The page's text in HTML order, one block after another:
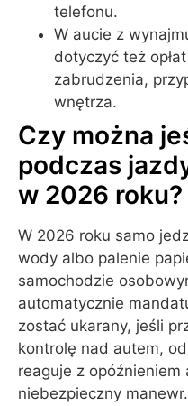
telefonu.
W aucie z
dotyczyć też
zabrudzenia,
wnętrza.
Czy można
podczas
w 2026 roku?
W 2026 roku samo
wody albo palenie
samochodzie
automatycznie
zostać ukarany, jeśli
kontrolę nad autem,
reaguje z opóźnieniem
niebezpieczny